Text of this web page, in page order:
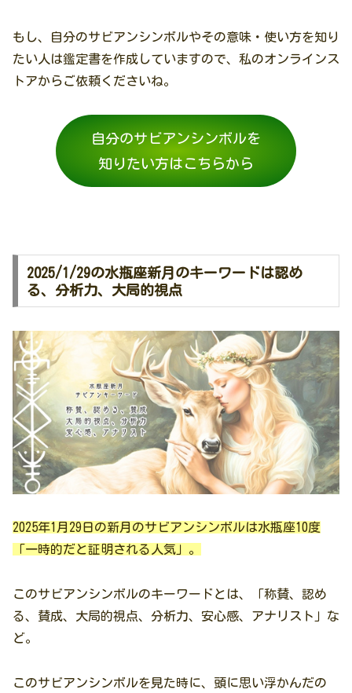
もし、自分のサビアンシンボルやその意味・使い方を知り
たい人は鑑定書を作成していますので、私のオンラインス
トアからご依頼くださいね。
自分のサビアンシンボルを
知りたい方はこちらから
2025/1/29の水瓶座新月のキーワードは認め
る、分析力、大局的視点
2025年1月29日の新月のサビアンシンボルは水瓶座10度
「一時的だと証明される人気」。
このサビアンシンボルのキーワードとは、「称賛、認め
る、賛成、大局的視点、分析力、安心感、アナリスト」な
ど。
このサビアンシンボルを見た時に、頭に思い浮かんだの